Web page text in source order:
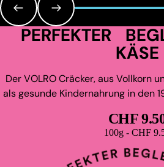
PERFEKTER
KÄSE
Der VOLRO Cräcker, aus Vollkorn
als gesunde Kindernahrung in den
CHF
Grundpreis
100g - CHF